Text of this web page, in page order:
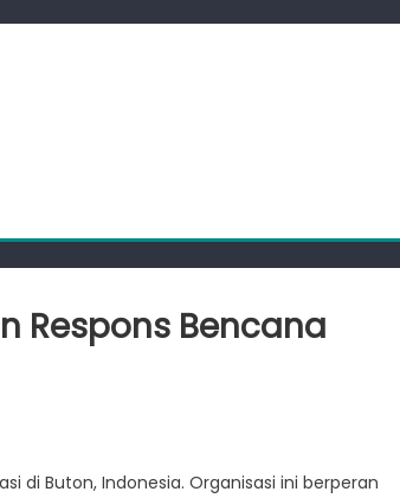
Respons Bencana
di Buton, Indonesia. Organisasi ini berperan